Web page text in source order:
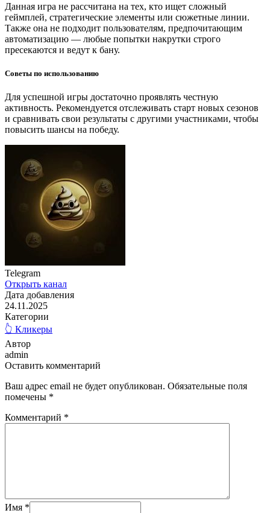
Данная игра не рассчитана на тех, кто ищет сложный
геймплей, стратегические элементы или сюжетные линии.
Также она не подходит пользователям, предпочитающим
автоматизацию — любые попытки накрутки строго
пресекаются и ведут к бану.
Советы по использованию
Для успешной игры достаточно проявлять честную
активность. Рекомендуется отслеживать старт новых сезонов
и сравнивать свои результаты с другими участниками, чтобы
повысить шансы на победу.
Telegram
Открыть канал
Дата добавления
24.11.2025
Категории
👆 Кликеры
Автор
admin
Оставить комментарий
Ваш адрес email не будет опубликован. Обязательные поля
помечены *
Комментарий *
Имя *